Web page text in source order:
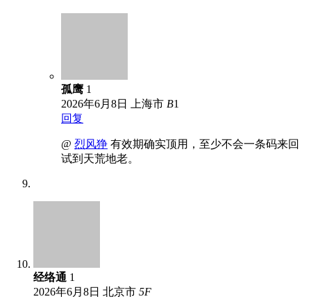
孤鹰 1
2026年6月8日
上海市 B1
回复
@ 烈风狰 有效期确实顶用，至少不会一条码来回
试到天荒地老。
经络通 1
2026年6月8日 北京市 5F